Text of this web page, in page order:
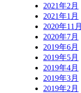
2021年2月
2021年1月
2020年11月
2020年7月
2019年6月
2019年5月
2019年4月
2019年3月
2019年2月